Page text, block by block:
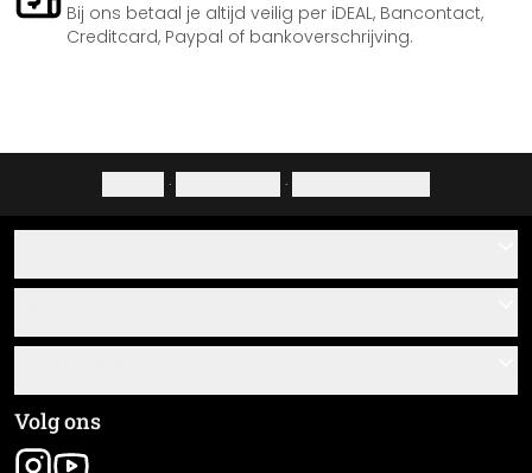
Bij ons betaal je altijd veilig per iDEAL, Bancontact,
Creditcard, Paypal of bankoverschrijving.
· ·
Over ons
Plak- en montagehandleidingen
Materiaaloverzicht
Algemene voorwaarden
Colofon
Volg ons